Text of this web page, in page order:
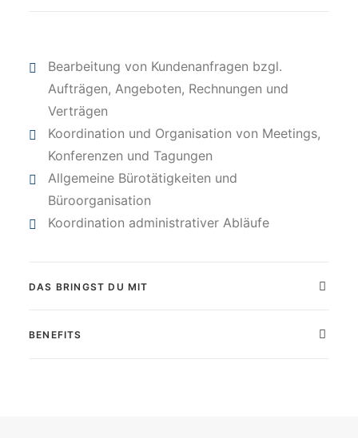
Bearbeitung von Kundenanfragen bzgl.
Aufträgen, Angeboten, Rechnungen und
Verträgen
Koordination und Organisation von Meetings,
Konferenzen und Tagungen
Allgemeine Bürotätigkeiten und
Büroorganisation
Koordination administrativer Abläufe
DAS BRINGST DU MIT
BENEFITS